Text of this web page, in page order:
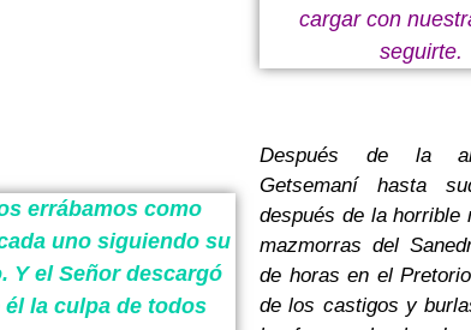
cargar con
seguirte.
errábamos como
uno siguiendo su
Y el Señor descargó
él la culpa de todos
Después de la
Getsemaní hasta
después de la horrible
mazmorras del
de horas en el
de los castigos y